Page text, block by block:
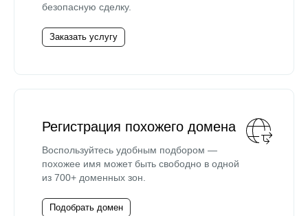
безопасную сделку.
Заказать услугу
Регистрация похожего домена
Воспользуйтесь удобным подбором —
похожее имя может быть свободно в одной
из 700+ доменных зон.
Подобрать домен